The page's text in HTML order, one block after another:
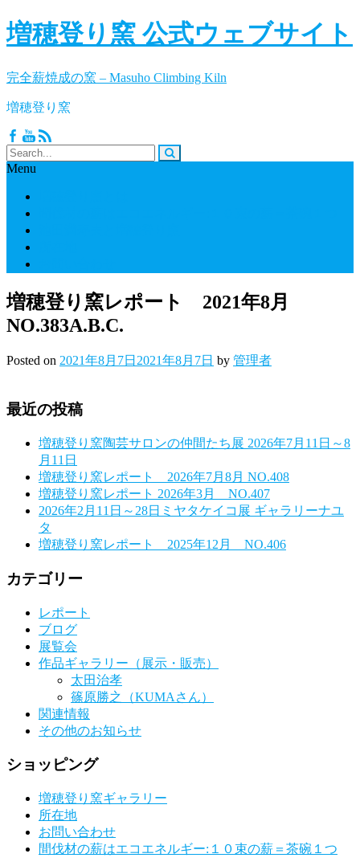
増穂登り窯 公式ウェブサイト
完全薪焼成の窯 – Masuho Climbing Kiln
増穂登り窯
Menu
増穂登り窯レポート 2021年8月
NO.383A.B.C.
Posted on 2021年8月7日 2021年8月7日 by 管理者
最近の投稿
増穂登り窯陶芸サロンの仲間たち展 2026年7月11日～8
月11日
増穂登り窯レポート 2026年7月8月 NO.408
増穂登り窯レポート 2026年3月 NO.407
2026年2月11日～28日ミヤタケイコ展 ギャラリーナユ
タ
増穂登り窯レポート 2025年12月 NO.406
カテゴリー
レポート
ブログ
展覧会
作品ギャラリー（展示・販売）
太田治孝
篠原勝之（KUMAさん）
関連情報
その他のお知らせ
ショッピング
増穂登り窯ギャラリー
所在地
お問い合わせ
間伐材の薪はエコエネルギー:１０束の薪＝茶碗１つ